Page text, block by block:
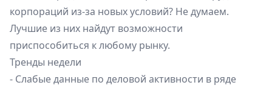
корпораций из-за новых условий? Не думаем.
Лучшие из них найдут возможности
приспособиться к любому рынку.
Тренды недели
- Слабые данные по деловой активности в ряде